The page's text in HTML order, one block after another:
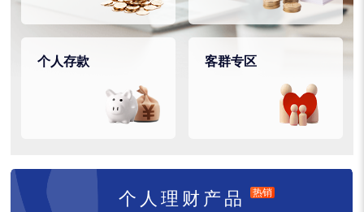
个人存款 客群专区
个人理财产品 热销